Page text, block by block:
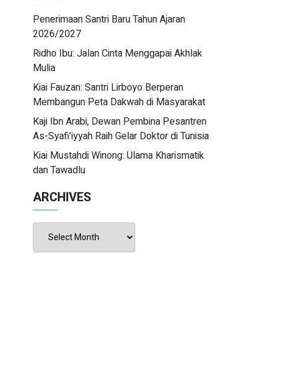
Penerimaan Santri Baru Tahun Ajaran
2026/2027
Ridho Ibu: Jalan Cinta Menggapai Akhlak
Mulia
Kiai Fauzan: Santri Lirboyo Berperan
Membangun Peta Dakwah di Masyarakat
Kaji Ibn Arabi, Dewan Pembina Pesantren
As-Syafi’iyyah Raih Gelar Doktor di Tunisia
Kiai Mustahdi Winong: Ulama Kharismatik
dan Tawadlu
ARCHIVES